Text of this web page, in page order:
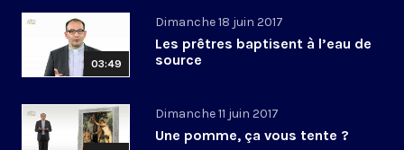
03:49
Dimanche 18 juin 2017
Les prêtres baptisent à l’eau de
source
Dimanche 11 juin 2017
Une pomme, ça vous tente ?